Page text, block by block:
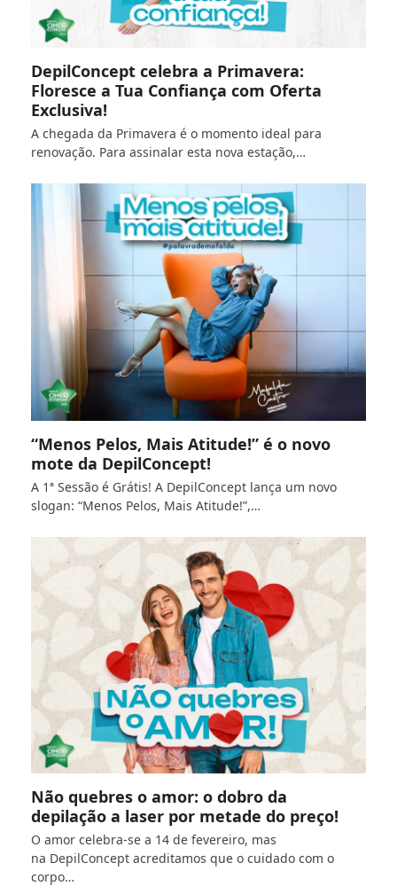
DepilConcept celebra a Primavera:
Floresce a Tua Confiança com Oferta
Exclusiva!
A chegada da Primavera é o momento ideal para
renovação. Para assinalar esta nova estação,…
“Menos Pelos, Mais Atitude!” é o novo
mote da DepilConcept!
A 1ª Sessão é Grátis! A DepilConcept lança um novo
slogan: “Menos Pelos, Mais Atitude!”,…
Não quebres o amor: o dobro da
depilação a laser por metade do preço!
O amor celebra-se a 14 de fevereiro, mas
na DepilConcept acreditamos que o cuidado com o
corpo…